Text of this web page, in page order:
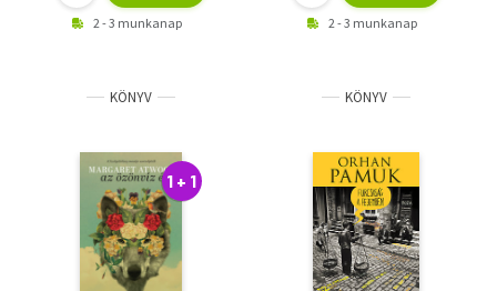
2 - 3 munkanap 2 - 3 munkanap
KÖNYV
1 + 1
KÖNYV